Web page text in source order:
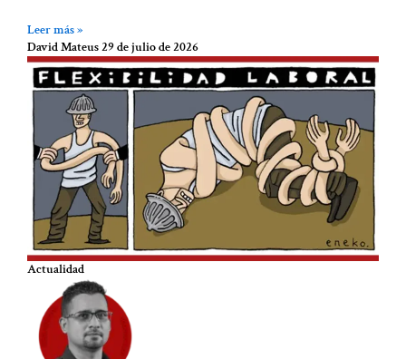
Leer más »
David Mateus29 de julio de 2026
Actualidad